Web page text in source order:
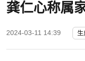
龚仁心称属
2024-03-11 14:39 生